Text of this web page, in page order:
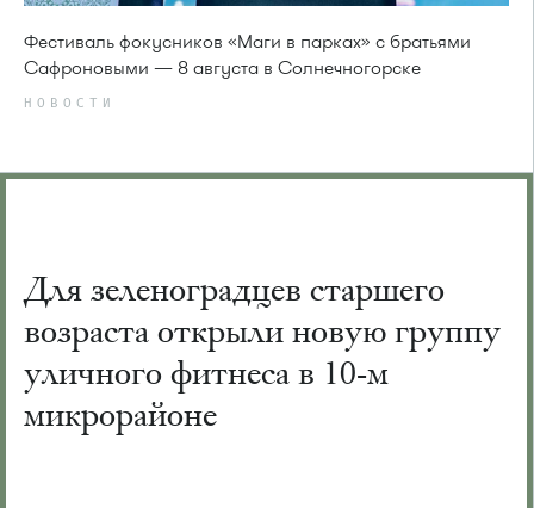
Фестиваль фокусников «Маги в парках» с братьями
Сафроновыми — 8 августа в Солнечногорске
НОВОСТИ
Для зеленоградцев старшего
возраста открыли новую группу
уличного фитнеса в 10-м
микрорайоне